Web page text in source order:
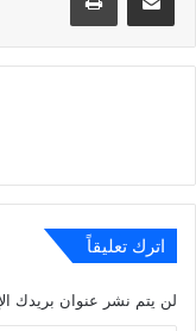
اترك تعليقاً
لن يتم نشر عنوان بريدك